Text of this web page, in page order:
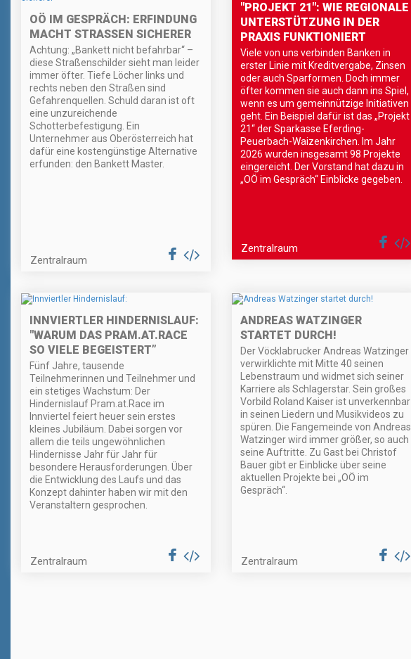
OÖ IM GESPRÄCH: ERFINDUNG
MACHT STRASSEN SICHERER
Achtung: „Bankett nicht befahrbar“ –
diese Straßenschilder sieht man leider
immer öfter. Tiefe Löcher links und
rechts neben den Straßen sind
Gefahrenquellen. Schuld daran ist oft
eine unzureichende
Schotterbefestigung. Ein
Unternehmer aus Oberösterreich hat
dafür eine kostengünstige Alternative
erfunden: den Bankett Master.
Zentralraum
"PROJEKT 21": WIE REGIONALE
UNTERSTÜTZUNG IN DER
PRAXIS FUNKTIONIERT
Viele von uns verbinden Banken in
erster Linie mit Kreditvergabe, Zinsen
oder auch Sparformen. Doch immer
öfter kommen sie auch dann ins Spiel,
wenn es um gemeinnützige Initiativen
geht. Ein Beispiel dafür ist das „Projekt
21“ der Sparkasse Eferding-
Peuerbach-Waizenkirchen. Im Jahr
2026 wurden insgesamt 98 Projekte
eingereicht. Der Vorstand hat dazu in
„OÖ im Gespräch“ Einblicke gegeben.
Zentralraum
INNVIERTLER HINDERNISLAUF:
"WARUM DAS PRAM.AT.RACE
SO VIELE BEGEISTERT”
Fünf Jahre, tausende
Teilnehmerinnen und Teilnehmer und
ein stetiges Wachstum: Der
Hindernislauf Pram.at.Race im
Innviertel feiert heuer sein erstes
kleines Jubiläum. Dabei sorgen vor
allem die teils ungewöhnlichen
Hindernisse Jahr für Jahr für
besondere Herausforderungen. Über
die Entwicklung des Laufs und das
Konzept dahinter haben wir mit den
Veranstaltern gesprochen.
Zentralraum
ANDREAS WATZINGER
STARTET DURCH!
Der Vöcklabrucker Andreas Watzinger
verwirklichte mit Mitte 40 seinen
Lebenstraum und widmet sich seiner
Karriere als Schlagerstar. Sein großes
Vorbild Roland Kaiser ist unverkennbar
in seinen Liedern und Musikvideos zu
spüren. Die Fangemeinde von Andreas
Watzinger wird immer größer, so auch
seine Auftritte. Zu Gast bei Christof
Bauer gibt er Einblicke über seine
aktuellen Projekte bei „OÖ im
Gespräch“.
Zentralraum